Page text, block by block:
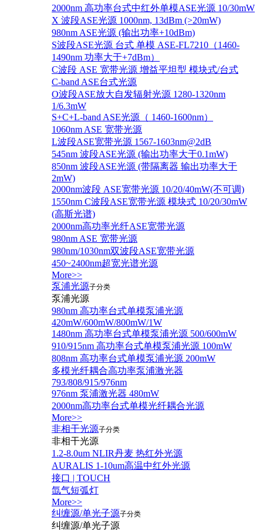
2000nm 高功率台式中红外单模ASE光源 10/30mW
X 波段ASE光源 1000nm, 13dBm (>20mW)
980nm ASE光源 (输出功率+10dBm)
S波段ASE光源 台式 单模 ASE-FL7210（1460-
1490nm 功率大于+7dBm）
C波段 ASE 宽带光源 增益平坦型 模块式/台式
C-band ASE台式光源
O波段ASE放大自发辐射光源 1280-1320nm
1/6.3mW
S+C+L-band ASE光源（ 1460-1600nm）
1060nm ASE 宽带光源
L波段ASE宽带光源 1567-1603nm@2dB
545nm 波段ASE光源 (输出功率大于0.1mW)
850nm 波段ASE光源 (带隔离器 输出功率大于
2mW)
2000nm波段 ASE宽带光源 10/20/40mW(不可调)
1550nm C波段ASE宽带光源 模块式 10/20/30mW
(高斯光谱)
2000nm高功率光纤ASE宽带光源
980nm ASE 宽带光源
980nm/1030nm双波段ASE宽带光源
450~2400nm超宽光谱光源
More>>
泵浦光源子分类
泵浦光源
980nm 高功率台式单模泵浦光源
420mW/600mW/800mW/1W
1480nm 高功率台式单模泵浦光源 500/600mW
910/915nm 高功率台式单模泵浦光源 100mW
808nm 高功率台式单模泵浦光源 200mW
多模光纤耦合高功率泵浦激光器
793/808/915/976nm
976nm 泵浦激光器 480mW
2000nm高功率台式单模光纤耦合光源
More>>
非相干光源子分类
非相干光源
1.2-8.0um NLIR丹麦 热红外光源
AURALIS 1-10um高温中红外光源
接口 | TOUCH
氙气短弧灯
More>>
纠缠源/单光子源子分类
纠缠源/单光子源